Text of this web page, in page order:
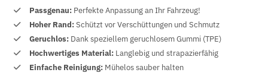
Passgenau: Perfekte Anpassung an Ihr Fahrzeug!
Hoher Rand:Schützt vor Verschüttungen und Schmutz
Geruchlos: Dank speziellem geruchlosem Gummi (TPE)
Hochwertiges Material: Langlebig und strapazierfähig
Einfache Reinigung: Mühelos sauber halten